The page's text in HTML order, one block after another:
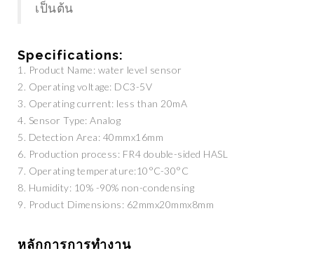
เป็นต้น
Specifications:
1. Product Name: water level sensor
2. Operating voltage: DC3-5V
3. Operating current: less than 20mA
4. Sensor Type: Analog
5. Detection Area: 40mmx16mm
6. Production process: FR4 double-sided HASL
7. Operating temperature:10°C-30°C
8. Humidity: 10% -90% non-condensing
9. Product Dimensions: 62mmx20mmx8mm
หลักการการทำงาน
TRENDING
เปิดตัว MATEBOOK 14S
MRNA VACCINE